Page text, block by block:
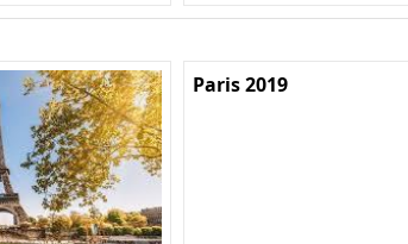
Paris 2019